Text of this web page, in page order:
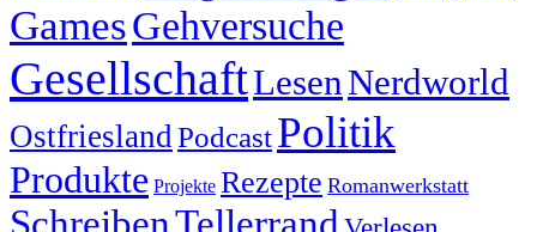
GamesGehversuche
GesellschaftLesenNerdworld
OstfrieslandPodcastPolitik
Produkte Projekte Rezepte Romanwerkstatt